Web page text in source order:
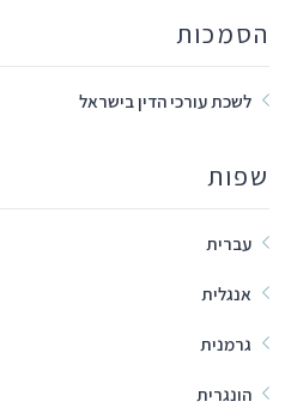
הסמכות
לשכת עורכי הדין בישראל
שפות
עברית
אנגלית
גרמנית
הונגרית